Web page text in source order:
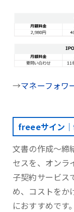
→マネーフォワ
freeeサイン
文書の作成～締
セスを、オンラ
子契約サービス
め、コストをか
におすすめです。